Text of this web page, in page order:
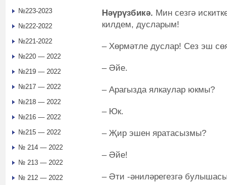
Нәүрүзбикә. Мин сезгә
килдем, дусларым!
– Хөрмәтле дуслар! Сез эш
– Әйе.
– Арагызда ялкаулар юкмы?
– Юк.
– Җир эшен яратасызмы?
– Әйе!
– Әти -әниләрегезгә
№223-2023
№222-2022
№221-2022
№220 — 2022
№219 — 2022
№217 — 2022
№218 — 2022
№216 — 2022
№215 — 2022
№ 214 — 2022
№ 213 — 2022
№ 212 — 2022